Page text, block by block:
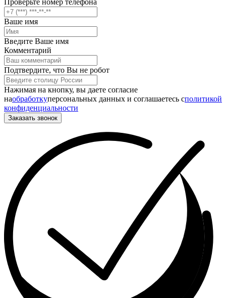
Проверьте номер телефона
Ваше имя
Введите Ваше имя
Комментарий
Подтвердите, что Вы не робот
Нажимая на кнопку, вы даете согласие
наобработкуперсональных данных и соглашаетесь cполитикой
конфиденциальности
Заказать звонок